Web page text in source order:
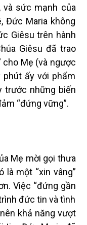
và sức mạnh của
Đức Maria không
Giêsu trên hành
Giêsu đã trao
cho Mẹ (và ngược
phút ấy với phẩm
trước những biến
“đứng vững”.
Mẹ mời gọi thưa
là một “xin vâng”
Việc “đứng gần
đức tin và tình
khả năng vượt